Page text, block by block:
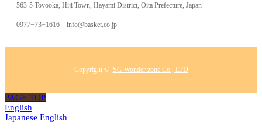
563-5 Toyooka, Hiji Town, Hayami District, Oita Prefecture, Japan
0977−73−1616 info@basket.co.jp
Copyright © SG Wonder zone Co., LTD
PAGE TOP
English
Japanese English